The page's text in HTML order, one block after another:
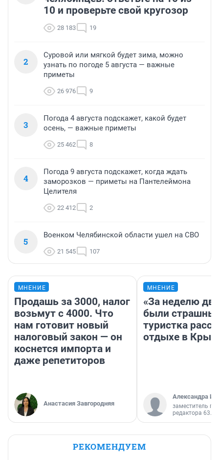
10 и проверьте свой кругозор
28 183 19
2
Суровой или мягкой будет зима, можно
узнать по погоде 5 августа — важные
приметы
26 976 9
3
Погода 4 августа подскажет, какой будет
осень, — важные приметы
25 462 8
4
Погода 9 августа подскажет, когда ждать
заморозков — приметы на Пантелеймона
Целителя
22 412 2
5
Военком Челябинской области ушел на СВО
21 545 107
МНЕНИЕ
Продашь за 3000, налог
возьмут с 4000. Что
нам готовит новый
налоговый закон — он
коснется импорта и
даже репетиторов
Анастасия Завгородняя
МНЕНИЕ
«За неделю
были
туристка
отдыхе в
Александра
заместитель
редактора 63.RU
РЕКОМЕНДУЕМ